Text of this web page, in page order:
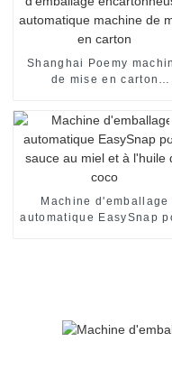
Shanghai Poemy
de mise en carton
d'emballage
automatique machine
mise en carton
Machine d'emballage
automatique EasySnap